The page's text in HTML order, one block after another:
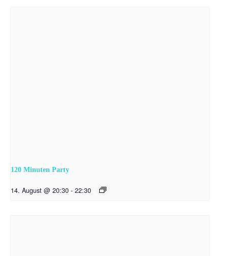
120 Minuten Party
14. August @ 20:30 - 22:30